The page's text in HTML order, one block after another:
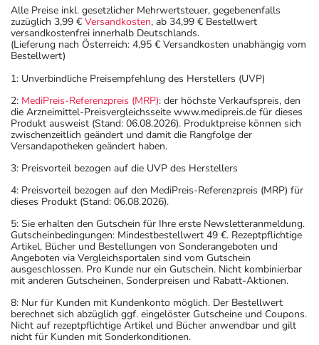
Alle Preise inkl. gesetzlicher Mehrwertsteuer, gegebenenfalls
zuzüglich 3,99 € Versandkosten, ab 34,99 € Bestellwert
versandkostenfrei innerhalb Deutschlands.
(Lieferung nach Österreich: 4,95 € Versandkosten unabhängig vom
Bestellwert)
1: Unverbindliche Preisempfehlung des Herstellers (UVP)
2: MediPreis-Referenzpreis (MRP): der höchste Verkaufspreis, den
die Arzneimittel-Preisvergleichsseite www.medipreis.de für dieses
Produkt ausweist (Stand: 06.08.2026). Produktpreise können sich
zwischenzeitlich geändert und damit die Rangfolge der
Versandapotheken geändert haben.
3: Preisvorteil bezogen auf die UVP des Herstellers
4: Preisvorteil bezogen auf den MediPreis-Referenzpreis (MRP) für
dieses Produkt (Stand: 06.08.2026).
5: Sie erhalten den Gutschein für Ihre erste Newsletteranmeldung.
Gutscheinbedingungen: Mindestbestellwert 49 €. Rezeptpflichtige
Artikel, Bücher und Bestellungen von Sonderangeboten und
Angeboten via Vergleichsportalen sind vom Gutschein
ausgeschlossen. Pro Kunde nur ein Gutschein. Nicht kombinierbar
mit anderen Gutscheinen, Sonderpreisen und Rabatt-Aktionen.
8: Nur für Kunden mit Kundenkonto möglich. Der Bestellwert
berechnet sich abzüglich ggf. eingelöster Gutscheine und Coupons.
Nicht auf rezeptpflichtige Artikel und Bücher anwendbar und gilt
nicht für Kunden mit Sonderkonditionen.